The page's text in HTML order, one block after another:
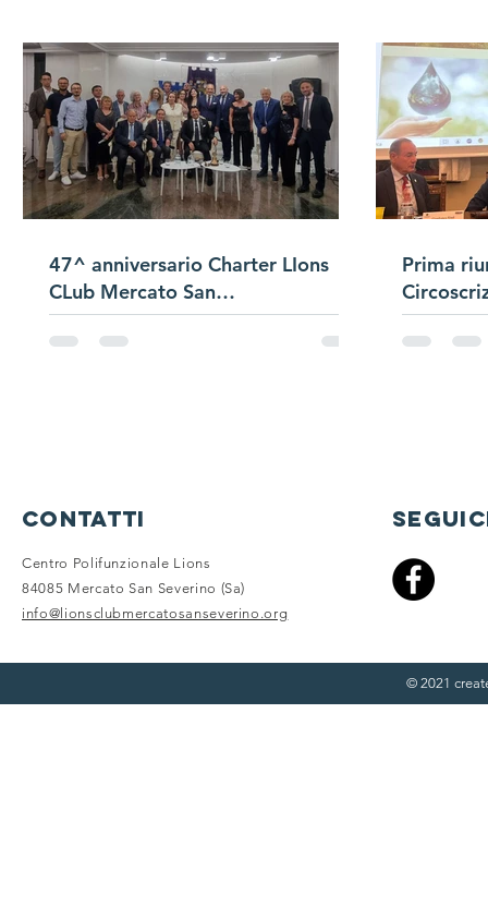
47^ anniversario Charter LIons
CLub Mercato San
Severino/Passaggio
Campana/Presentazione Satellite
Prima
contatti
Centro Polifunzionale Lions
84085 Mercato San Severino (Sa)
info@lionsclubmercatosanseverino.org
© 2021